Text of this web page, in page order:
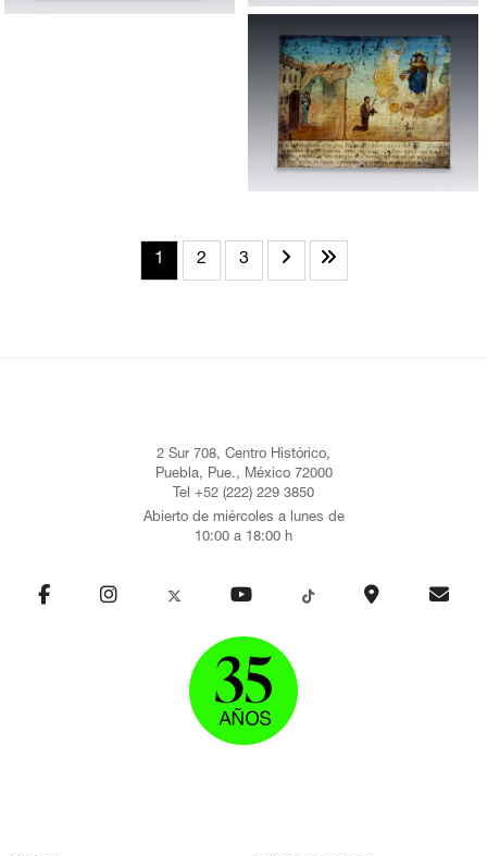
1 2 3
2 Sur 708, Centro Histórico,
Puebla, Pue., México 72000
Tel +52 (222) 229 3850
Abierto de miércoles a lunes de
10:00 a 18:00 h